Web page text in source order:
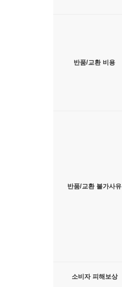
반품/교환 비용
반품/교환 불가사유
소비자 피해보상